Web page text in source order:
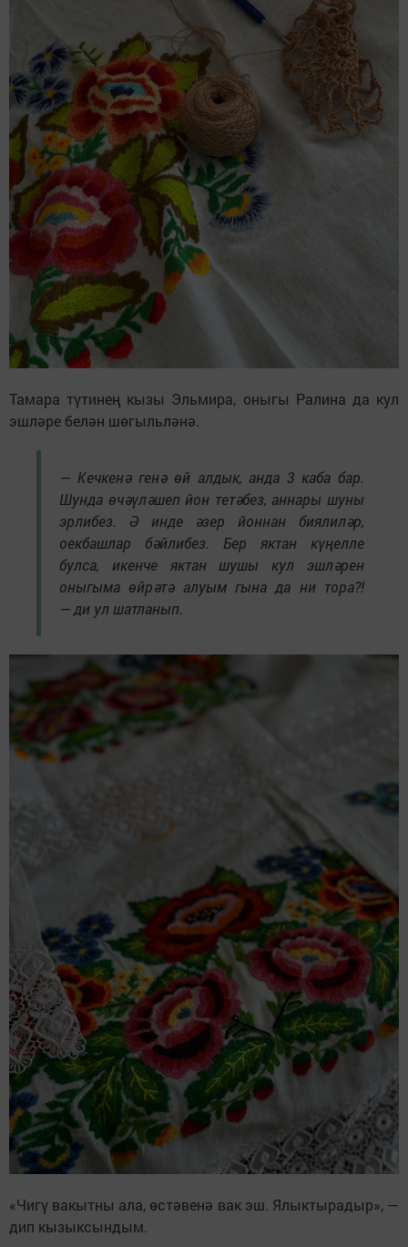
Тамара түтинең кызы Эльмира, оныгы Ралина да кул
эшләре белән шөгыльләнә.
— Кечкенә генә өй алдык, анда 3 каба бар.
Шунда өчәүләшеп йон тетәбез, аннары шуны
эрлибез. Ә инде әзер йоннан биялиләр,
оекбашлар бәйлибез. Бер яктан күңелле
булса, икенче яктан шушы кул эшләрен
оныгыма өйрәтә алуым гына да ни тора?!
— ди ул шатланып.
«Чигү вакытны ала, өстәвенә вак эш. Ялыктырадыр», —
дип кызыксындым.